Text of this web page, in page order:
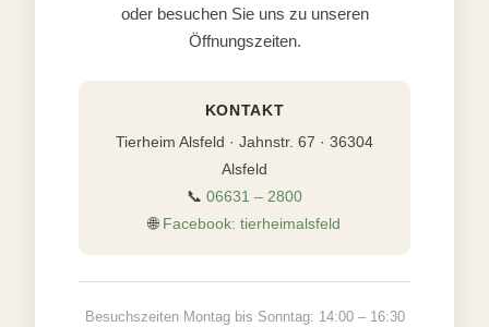
oder besuchen Sie uns zu unseren
Öffnungszeiten.
KONTAKT
Tierheim Alsfeld · Jahnstr. 67 · 36304
Alsfeld
📞 06631 – 2800
🌐 Facebook: tierheimalsfeld
Besuchszeiten Montag bis Sonntag: 14:00 – 16:30